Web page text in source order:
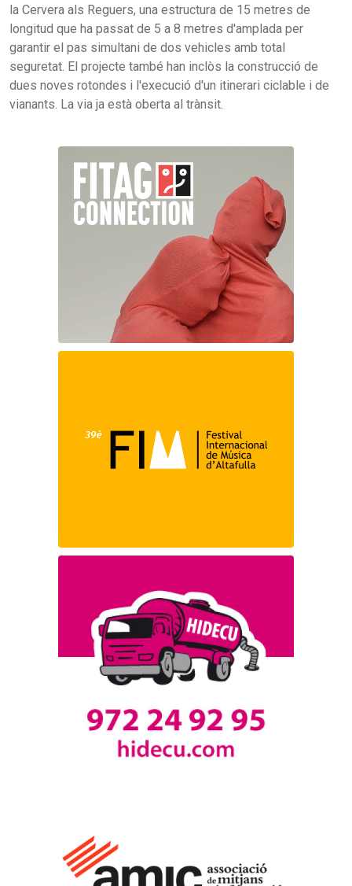
la Cervera als Reguers, una estructura de 15 metres de
longitud que ha passat de 5 a 8 metres d'amplada per
garantir el pas simultani de dos vehicles amb total
seguretat. El projecte també han inclòs la construcció de
dues noves rotondes i l'execució d'un itinerari ciclable i de
vianants. La via ja està oberta al trànsit.